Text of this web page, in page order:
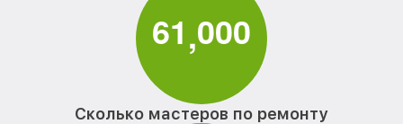
61,000
Сколько мастеров по ремонту